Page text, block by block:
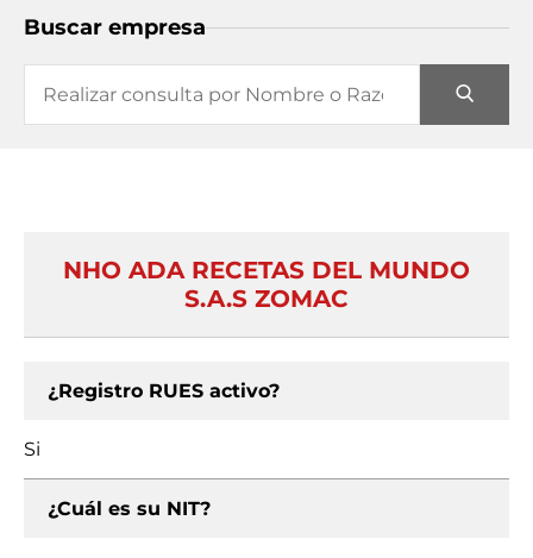
Buscar empresa
NHO ADA RECETAS DEL MUNDO
S.A.S ZOMAC
¿Registro RUES activo?
Si
¿Cuál es su NIT?